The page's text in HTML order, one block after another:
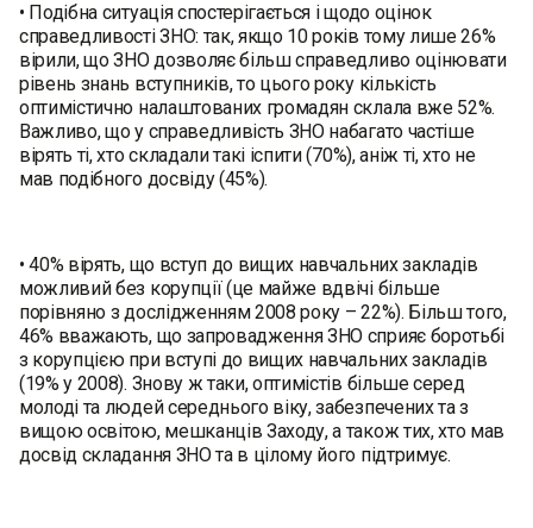
• Подібна ситуація спостерігається і щодо оцінок
справедливості ЗНО: так, якщо 10 років тому лише 26%
вірили, що ЗНО дозволяє більш справедливо оцінювати
рівень знань вступників, то цього року кількість
оптимістично налаштованих громадян склала вже 52%.
Важливо, що у справедливість ЗНО набагато частіше
вірять ті, хто складали такі іспити (70%), аніж ті, хто не
мав подібного досвіду (45%).
• 40% вірять, що вступ до вищих навчальних закладів
можливий без корупції (це майже вдвічі більше
порівняно з дослідженням 2008 року – 22%). Більш того,
46% вважають, що запровадження ЗНО сприяє боротьбі
з корупцією при вступі до вищих навчальних закладів
(19% у 2008). Знову ж таки, оптимістів більше серед
молоді та людей середнього віку, забезпечених та з
вищою освітою, мешканців Заходу, а також тих, хто мав
досвід складання ЗНО та в цілому його підтримує.